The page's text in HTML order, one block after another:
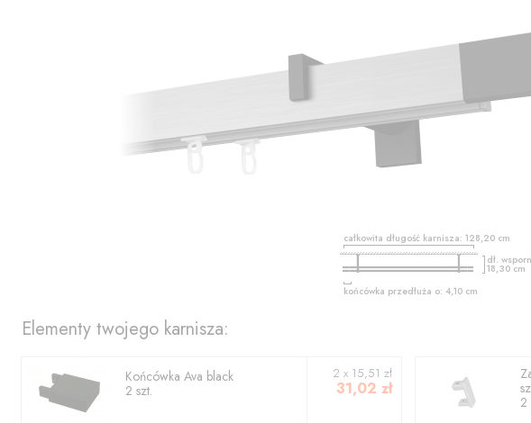
całkowita długość karnisza: 128,20cm
dł.
18,30 cm
końcówka przedłuża o: 4,10cm
Elementy twojego karnisza:
KońcówkaAva black
2 szt.
2 x 15,51 zł
31,02 zł
2